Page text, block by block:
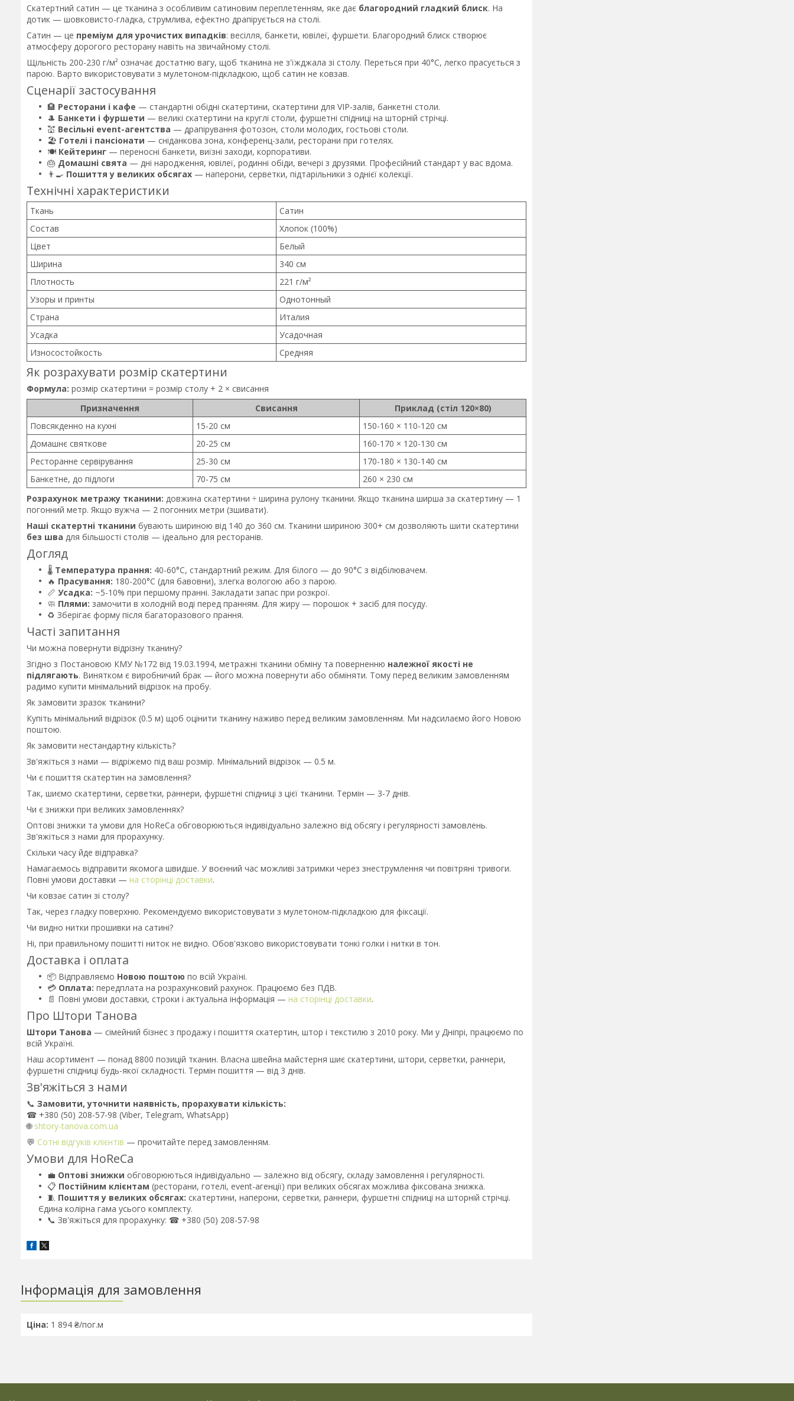
Скатертний сатин — це тканина з особливим сатиновим переплетенням, яке дає благородний гладкий блиск. На
дотик — шовковисто-гладка, струмлива, ефектно драпірується на столі.
Сатин — це преміум для урочистих випадків: весілля, банкети, ювілеї, фуршети. Благородний блиск створює
атмосферу дорогого ресторану навіть на звичайному столі.
Щільність 200-230 г/м² означає достатню вагу, щоб тканина не з'їжджала зі столу. Переться при 40°C, легко прасується з
парою. Варто використовувати з мулетоном-підкладкою, щоб сатин не ковзав.
Сценарії застосування
🏨 Ресторани і кафе — стандартні обідні скатертини, скатертини для VIP-залів, банкетні столи.
🎩 Банкети і фуршети — великі скатертини на круглі столи, фуршетні спідниці на шторній стрічці.
💒 Весільні event-агентства — драпірування фотозон, столи молодих, гостьові столи.
🏖️ Готелі і пансіонати — сніданкова зона, конференц-зали, ресторани при готелях.
🍽️ Кейтеринг — переносні банкети, виїзні заходи, корпоративи.
🎂 Домашні свята — дні народження, ювілеї, родинні обіди, вечері з друзями. Професійний стандарт у вас вдома.
👨🍳 Пошиття у великих обсягах — наперони, серветки, підтарільники з однієї колекції.
Технічні характеристики
Ткань
Сатин
Состав
Хлопок (100%)
Цвет
Белый
Ширина
340 см
Плотность
221 г/м²
Узоры и принты
Однотонный
Страна
Италия
Усадка
Усадочная
Износостойкость
Средняя
Як розрахувати розмір скатертини
Формула: розмір скатертини = розмір столу + 2 × свисання
Призначення
Свисання
Приклад (стіл 120×80)
Повсякденно на кухні
15-20 см
150-160 × 110-120 см
Домашнє святкове
20-25 см
160-170 × 120-130 см
Ресторанне сервірування
25-30 см
170-180 × 130-140 см
Банкетне, до підлоги
70-75 см
260 × 230 см
Розрахунок метражу тканини: довжина скатертини ÷ ширина рулону тканини. Якщо тканина ширша за скатертину — 1
погонний метр. Якщо вужча — 2 погонних метри (зшивати).
Наші скатертні тканини бувають шириною від 140 до 360 см. Тканини шириною 300+ см дозволяють шити скатертини
без шва для більшості столів — ідеально для ресторанів.
Догляд
🌡️ Температура прання: 40-60°C, стандартний режим. Для білого — до 90°C з відбілювачем.
🔥 Прасування: 180-200°C (для бавовни), злегка вологою або з парою.
📏 Усадка: ~5-10% при першому пранні. Закладати запас при розкрої.
🧼 Плями: замочити в холодній воді перед пранням. Для жиру — порошок + засіб для посуду.
♻️ Зберігає форму після багаторазового прання.
Часті запитання
Чи можна повернути відрізну тканину?
Згідно з Постановою КМУ №172 від 19.03.1994, метражні тканини обміну та поверненню належної якості не
підлягають. Винятком є виробничий брак — його можна повернути або обміняти. Тому перед великим замовленням
радимо купити мінімальний відрізок на пробу.
Як замовити зразок тканини?
Купіть мінімальний відрізок (0.5 м) щоб оцінити тканину наживо перед великим замовленням. Ми надсилаємо його Новою
поштою.
Як замовити нестандартну кількість?
Зв'яжіться з нами — відріжемо під ваш розмір. Мінімальний відрізок — 0.5 м.
Чи є пошиття скатертин на замовлення?
Так, шиємо скатертини, серветки, раннери, фуршетні спідниці з цієї тканини. Термін — 3-7 днів.
Чи є знижки при великих замовленнях?
Оптові знижки та умови для HoReCa обговорюються індивідуально залежно від обсягу і регулярності замовлень.
Зв'яжіться з нами для прорахунку.
Скільки часу йде відправка?
Намагаємось відправити якомога швидше. У воєнний час можливі затримки через знеструмлення чи повітряні тривоги.
Повні умови доставки — на сторінці доставки.
Чи ковзає сатин зі столу?
Так, через гладку поверхню. Рекомендуємо використовувати з мулетоном-підкладкою для фіксації.
Чи видно нитки прошивки на сатині?
Ні, при правильному пошитті ниток не видно. Обов'язково використовувати тонкі голки і нитки в тон.
Доставка і оплата
📦 Відправляємо Новою поштою по всій Україні.
💳 Оплата: передплата на розрахунковий рахунок. Працюємо без ПДВ.
📄 Повні умови доставки, строки і актуальна інформація — на сторінці доставки.
Про Штори Танова
Штори Танова — сімейний бізнес з продажу і пошиття скатертин, штор і текстилю з 2010 року. Ми у Дніпрі, працюємо по
всій Україні.
Наш асортимент — понад 8800 позицій тканин. Власна швейна майстерня шиє скатертини, штори, серветки, раннери,
фуршетні спідниці будь-якої складності. Термін пошиття — від 3 днів.
Зв'яжіться з нами
📞 Замовити, уточнити наявність, прорахувати кількість:
☎ +380 (50) 208-57-98 (Viber, Telegram, WhatsApp)
🌐 shtory-tanova.com.ua
💬 Сотні відгуків клієнтів — прочитайте перед замовленням.
Умови для HoReCa
💼 Оптові знижки обговорюються індивідуально — залежно від обсягу, складу замовлення і регулярності.
📋 Постійним клієнтам (ресторани, готелі, event-агенції) при великих обсягах можлива фіксована знижка.
🧵 Пошиття у великих обсягах: скатертини, наперони, серветки, раннери, фуршетні спідниці на шторній стрічці.
Єдина колірна гама усього комплекту.
📞 Зв'яжіться для прорахунку: ☎ +380 (50) 208-57-98
Інформація для замовлення
Ціна: 1 894 ₴/пог.м